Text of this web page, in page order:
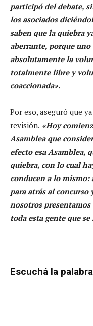
participó del debate,
los asociados
saben que la quiebra
aberrante, porque
absolutamente la
totalmente libre y
coaccionada».
Por eso, aseguró que
revisión. «Hoy
Asamblea que
efecto esa Asamblea,
quiebra, con lo cual
conducen a lo mismo:
para atrás al
nosotros
toda esta gente que
Escuchá la